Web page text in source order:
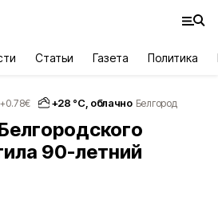
Статьи Газета Политика
+0.78€ +28 °С, облачно Белгород
90-летний